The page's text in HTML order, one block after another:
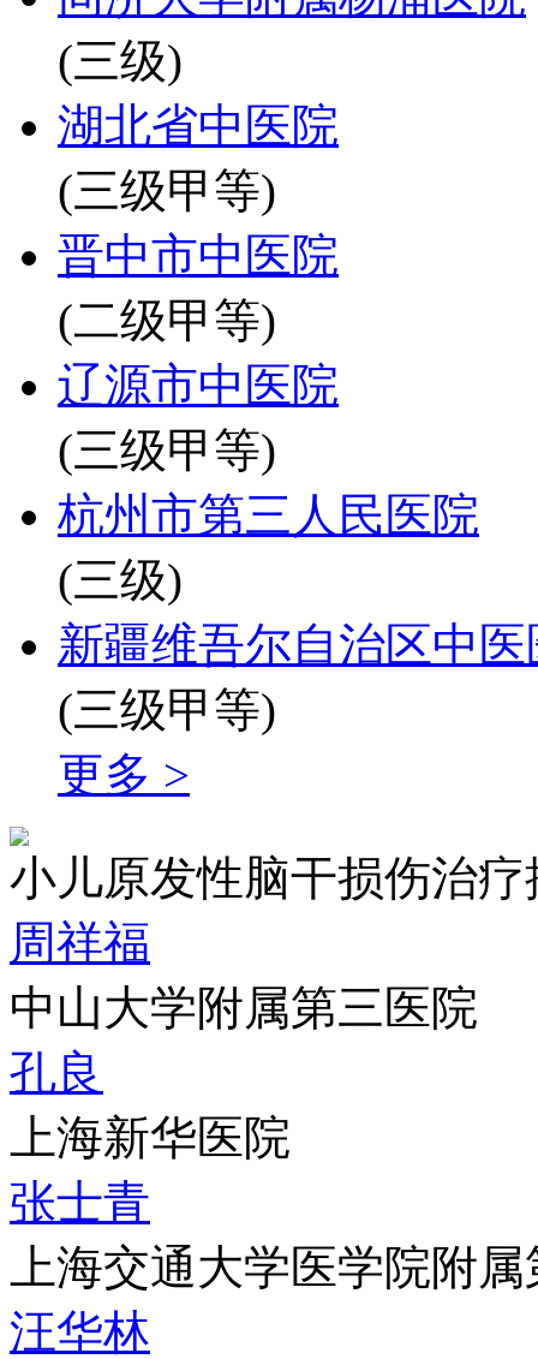
(三级)
湖北省中医院
(三级甲等)
晋中市中医院
(二级甲等)
辽源市中医院
(三级甲等)
杭州市第三人民医院
(三级)
新疆维吾尔自治区中医
(三级甲等)
更多 >
小儿原发性脑干损伤治
周祥福
中山大学附属第三医院
孔良
上海新华医院
张士青
上海交通大学医学院附
汪华林